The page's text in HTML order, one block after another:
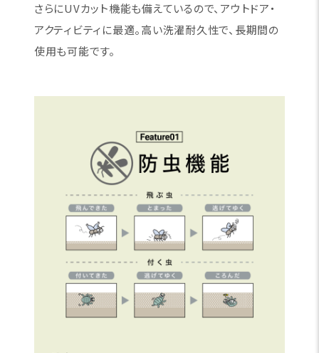
さらにUVカット機能も備えているので、アウトドア・
アクティビティに最適。高い洗濯耐久性で、長期間の
使用も可能です。